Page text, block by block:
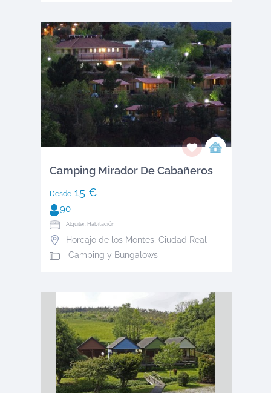
Camping Mirador De Cabañeros
Desde15 €
90
Alquiler: Habitación
Horcajo de los Montes, Ciudad Real
Camping y Bungalows